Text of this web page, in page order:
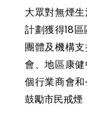
大眾對無煙
計劃獲得18
團體及機構
會、地區康
個行業商會
鼓勵市民戒煙